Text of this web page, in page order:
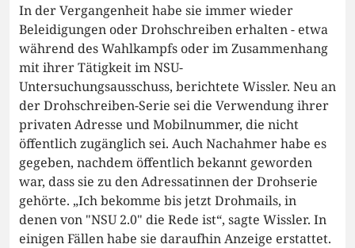
In der Vergangenheit habe sie immer wieder
Beleidigungen oder Drohschreiben erhalten - etwa
während des Wahlkampfs oder im Zusammenhang
mit ihrer Tätigkeit im NSU-
Untersuchungsausschuss, berichtete Wissler. Neu an
der Drohschreiben-Serie sei die Verwendung ihrer
privaten Adresse und Mobilnummer, die nicht
öffentlich zugänglich sei. Auch Nachahmer habe es
gegeben, nachdem öffentlich bekannt geworden
war, dass sie zu den Adressatinnen der Drohserie
gehörte. „Ich bekomme bis jetzt Drohmails, in
denen von "NSU 2.0" die Rede ist“, sagte Wissler. In
einigen Fällen habe sie daraufhin Anzeige erstattet.